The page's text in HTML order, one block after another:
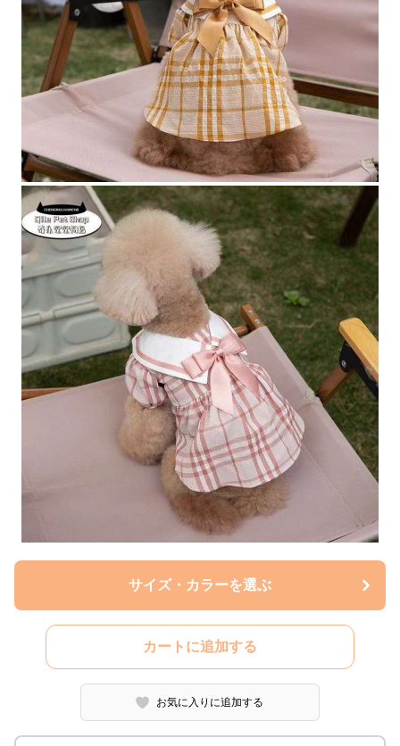
サイズ・カラーを選ぶ
カートに追加する
お気に入りに追加する